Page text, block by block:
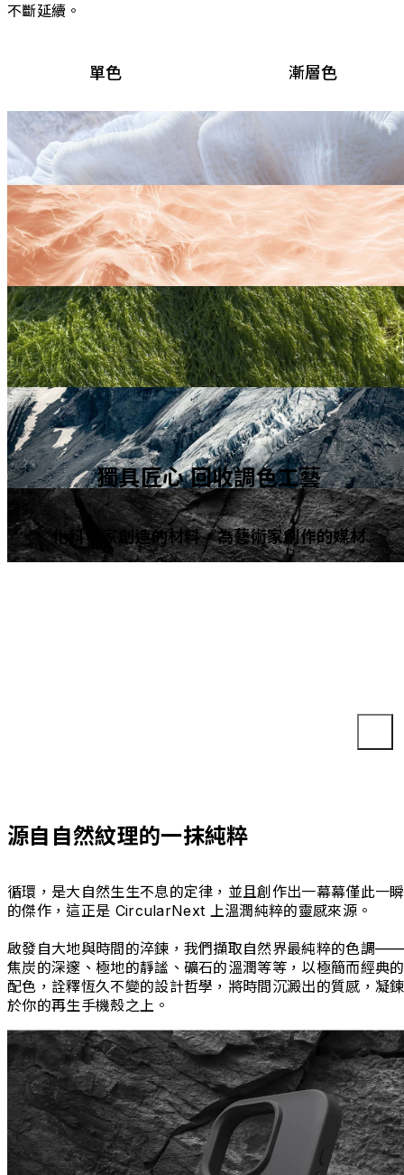
不斷延續。
單色 漸層色
獨具匠心 回收調色工藝
化科學家創造的材料，為藝術家創作的媒材
源自自然紋理的一抹純粹
循環，是大自然生生不息的定律，並且創作出一幕幕僅此一瞬
的傑作，這正是 CircularNext 上溫潤純粹的靈感來源。
啟發自大地與時間的淬鍊，我們擷取自然界最純粹的色調——
焦炭的深邃、極地的靜謐、礦石的溫潤等等，以極簡而經典的
配色，詮釋恆久不變的設計哲學，將時間沉澱出的質感，凝鍊
於你的再生手機殼之上。